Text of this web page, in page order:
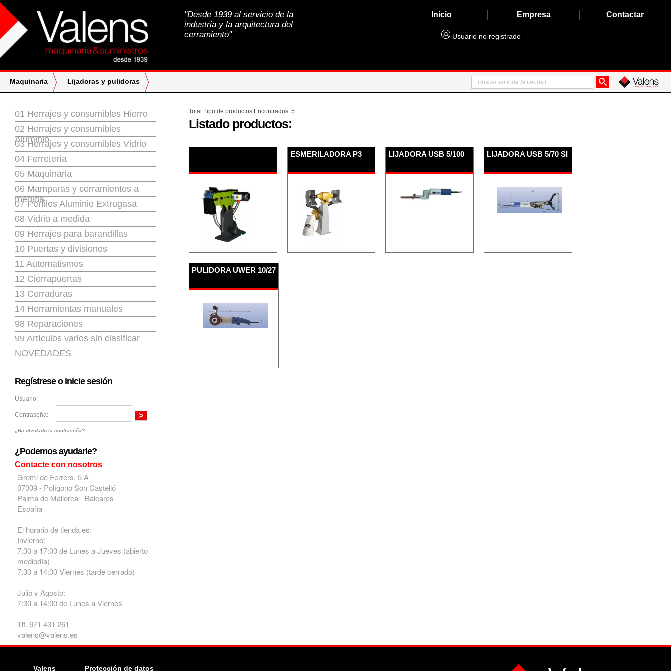
Inicio Empresa Contactar
"Desde 1939 al servicio de la
industria y la arquitectura del
cerramiento"
Usuario no registrado
Maquinaria Lijadoras y pulidoras
01 Herrajes y consumibles Hierro
02 Herrajes y consumibles
Aluminio
03 Herrajes y consumibles Vidrio
04 Ferretería
05 Maquinaria
06 Mamparas y cerramientos a
medida
07 Perfiles Aluminio Extrugasa
08 Vidrio a medida
09 Herrajes para barandillas
10 Puertas y divisiones
11 Automatismos
12 Cierrapuertas
13 Cerraduras
14 Herramientas manuales
98 Reparaciones
99 Artículos varios sin clasificar
NOVEDADES
Regístrese o inicie sesión
Usuario:
Contraseña:
¿Ha olvidado la contraseña?
¿Podemos ayudarle?
Contacte con nosotros
Gremi de Ferrers, 5 A
07009 - Polígono Son Castelló
Palma de Mallorca - Baleares
España
El horario de tienda es:
Invierno:
7:30 a 17:00 de Lunes a Jueves (abierto
mediodía)
7:30 a 14:00 Viernes (tarde cerrado)
Julio y Agosto:
7:30 a 14:00 de Lunes a Viernes
Tlf. 971 431 261
valens@valens.es
Total Tipo de productos Encontrados: 5
Listado productos:
ESMERILADORA P3 LIJADORA USB 5/100 LIJADORA USB 5/70 SI
PULIDORA UWER 10/27
Valens Protección de datos